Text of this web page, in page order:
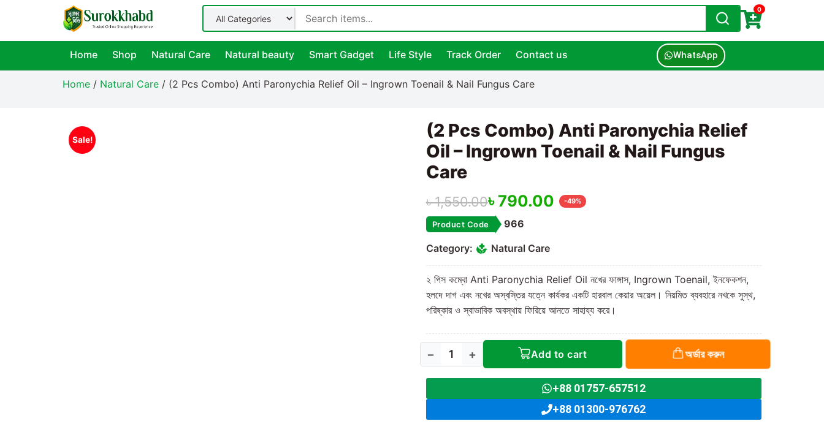
0
Home Shop Natural Care Natural beauty Smart Gadget Life Style Track Order Contact us WhatsApp
Home / Natural Care / (2 Pcs Combo) Anti Paronychia Relief Oil – Ingrown Toenail & Nail Fungus Care
Sale!
(2 Pcs Combo) Anti Paronychia Relief
Oil – Ingrown Toenail & Nail Fungus
Care
৳1,550.00৳790.00 -49%
Product Code 966
Category: Natural Care
২ পিস কম্বো Anti Paronychia Relief Oil নখের ফাঙ্গাস, Ingrown Toenail, ইনফেকশন,
হলদে দাগ এবং নখের অস্বস্তির যত্নে কার্যকর একটি হারবাল কেয়ার অয়েল। নিয়মিত ব্যবহারে নখকে সুস্থ,
পরিষ্কার ও স্বাভাবিক অবস্থায় ফিরিয়ে আনতে সাহায্য করে।
− + Add to cart অর্ডার করুন
+88 01757-657512
+88 01300-976762